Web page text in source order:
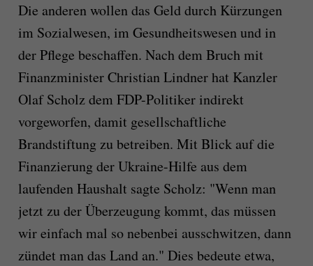
Die anderen wollen das Geld durch Kürzungen
im Sozialwesen, im Gesundheitswesen und in
der Pflege beschaffen. Nach dem Bruch mit
Finanzminister Christian Lindner hat Kanzler
Olaf Scholz dem FDP-Politiker indirekt
vorgeworfen, damit gesellschaftliche
Brandstiftung zu betreiben. Mit Blick auf die
Finanzierung der Ukraine-Hilfe aus dem
laufenden Haushalt sagte Scholz: "Wenn man
jetzt zu der Überzeugung kommt, das müssen
wir einfach mal so nebenbei ausschwitzen, dann
zündet man das Land an." Dies bedeute etwa,